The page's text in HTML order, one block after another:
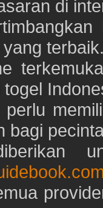
di
perlu
bagi